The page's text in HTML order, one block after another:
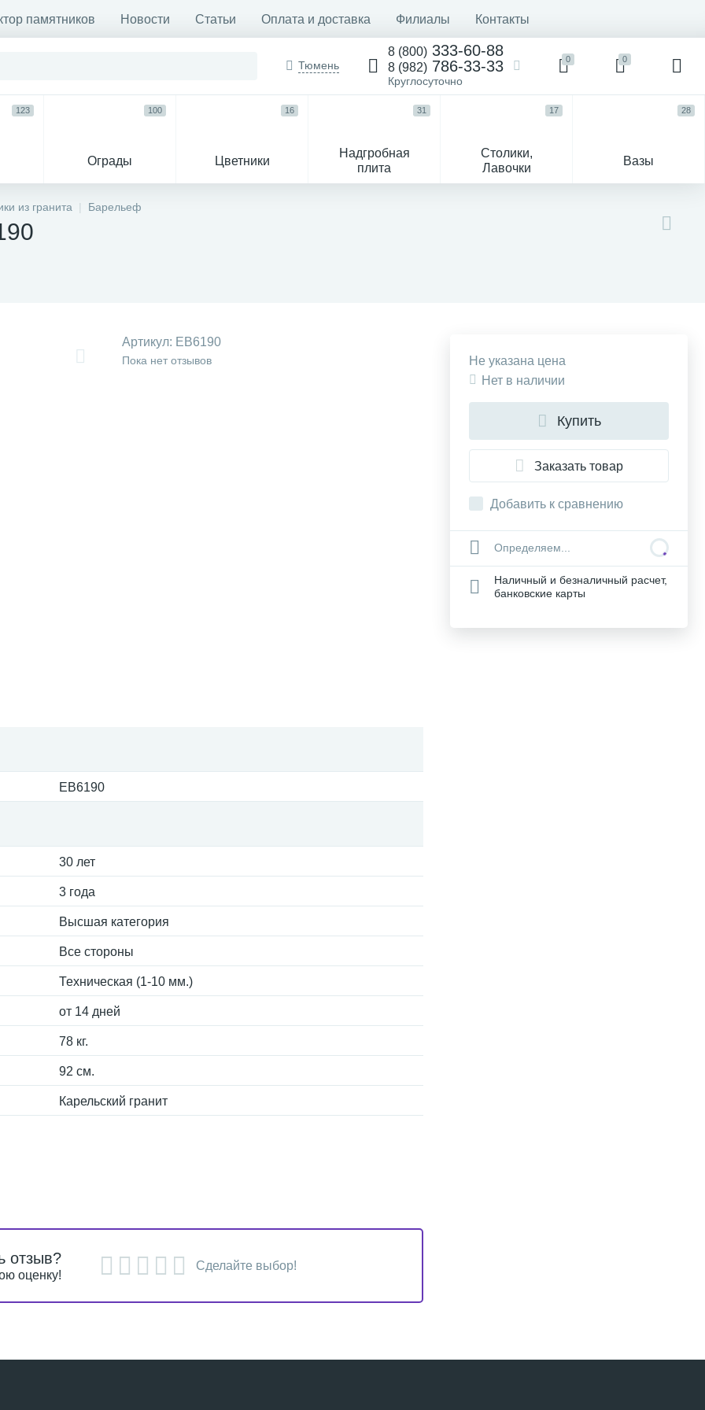
памятников Новости Статьи Оплата и доставка Филиалы Контакты
Тюмень
8 (800) 333-60-88
8 (982) 786-33-33
Круглосуточно
0 0
123
Ограды
100
Цветники
16
Надгробная
плита
31
Столики,
Лавочки
17
Вазы
28
из гранита Барельеф
Артикул: EB6190
Пока нет отзывов
EB6190
30 лет
3 года
Высшая категория
Все стороны
Техническая (1-10 мм.)
от 14 дней
78 кг.
92 см.
Карельский гранит
Не указана цена
Нет в наличии
Купить
Заказать товар
Добавить к сравнению
Определяем...
Наличный и безналичный расчет,
банковские карты
отзыв?
оценку!
Сделайте выбор!